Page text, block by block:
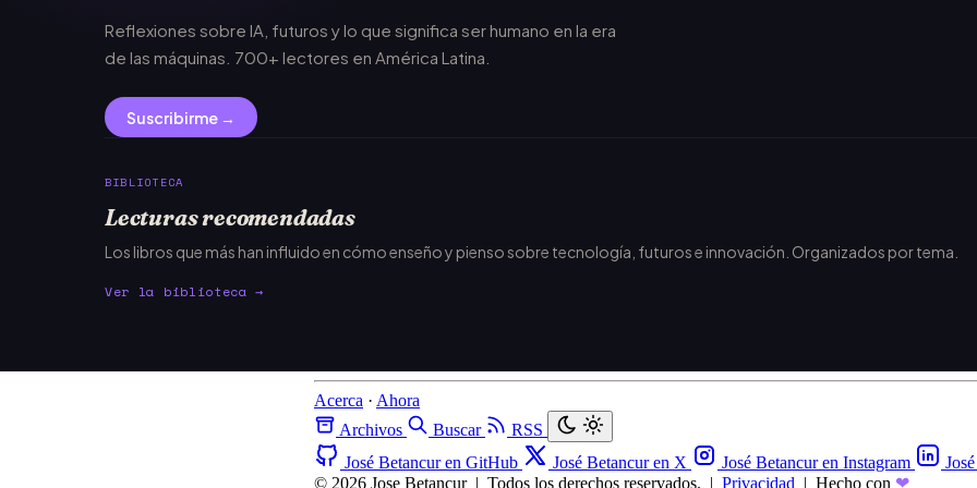
Reflexiones sobre IA, futuros y lo que significa ser humano en la era
de las máquinas. 700+ lectores en América Latina.
Suscribirme →
BIBLIOTECA
Lecturas recomendadas
Los libros que más han influido en cómo enseño y pienso sobre tecnología, futuros e innovación. Organizados por tema.
Ver la biblioteca →
Acerca · Ahora
Archivos
Buscar
RSS
José Betancur en GitHub
José Betancur en X José Betancur en Instagram
© 2026 Jose Betancur | Todos los derechos reservados. | Privacidad | Hecho con ❤